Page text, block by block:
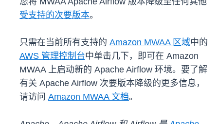
受支持的次要版本。
只需在当前所有支持的 Amazon MWAA 区域中的
AWS 管理控制台中单击几下，即可在 Amazon
MWAA 上启动新的 Apache Airflow 环境。要了解
有关 Apache Airflow 次要版本降级的更多信息，
请访问 Amazon MWAA 文档。